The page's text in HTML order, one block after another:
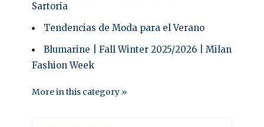
Sartoria
Tendencias de Moda para el Verano
Blumarine | Fall Winter 2025/2026 | Milan
Fashion Week
More in this category »